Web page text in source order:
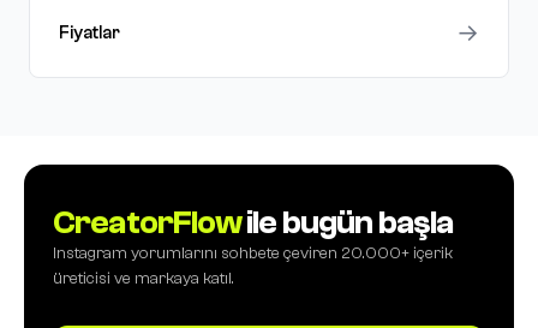
Fiyatlar →
CreatorFlowile bugün başla
Instagram yorumlarını sohbete çeviren 20.000+ içerik
üreticisi ve markaya katıl.